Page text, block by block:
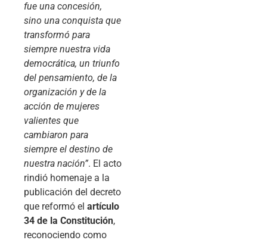
fue una concesión,
sino una conquista que
transformó para
siempre nuestra vida
democrática, un triunfo
del pensamiento, de la
organización y de la
acción de mujeres
valientes que
cambiaron para
siempre el destino de
nuestra nación”. El acto
rindió homenaje a la
publicación del decreto
que reformó el artículo
34 de la Constitución,
reconociendo como